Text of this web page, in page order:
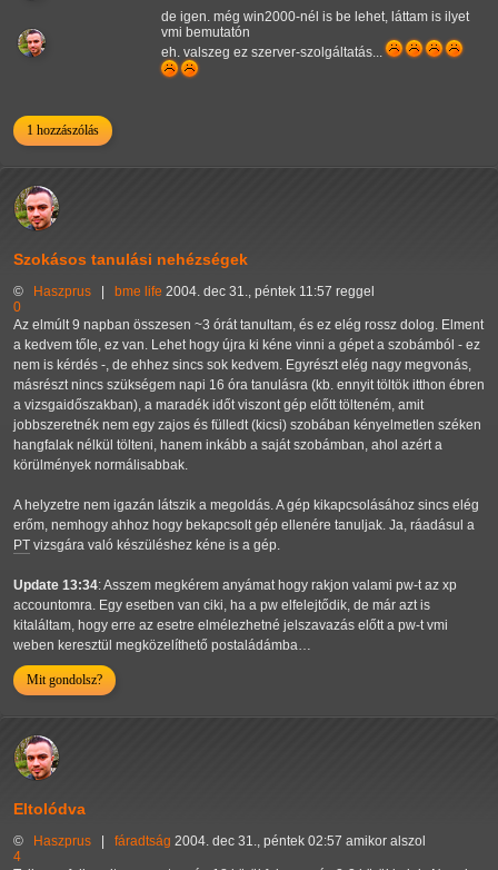
de igen. még win2000-nél is be lehet, láttam is ilyet
vmi bemutatón
eh. valszeg ez szerver-szolgáltatás...
1 hozzászólás
Szokásos tanulási nehézségek
© Haszprus bme life 2004. dec 31., péntek 11:57 reggel
0
Az elmúlt 9 napban összesen ~3 órát tanultam, és ez elég rossz dolog. Elment
a kedvem tőle, ez van. Lehet hogy újra ki kéne vinni a gépet a szobámból - ez
nem is kérdés -, de ehhez sincs sok kedvem. Egyrészt elég nagy megvonás,
másrészt nincs szükségem napi 16 óra tanulásra (kb. ennyit töltök itthon ébren
a vizsgaidőszakban), a maradék időt viszont gép előtt tölteném, amit
jobbszeretnék nem egy zajos és fülledt (kicsi) szobában kényelmetlen széken
hangfalak nélkül tölteni, hanem inkább a saját szobámban, ahol azért a
körülmények normálisabbak.
A helyzetre nem igazán látszik a megoldás. A gép kikapcsolásához sincs elég
erőm, nemhogy ahhoz hogy bekapcsolt gép ellenére tanuljak. Ja, ráadásul a
PT vizsgára való készüléshez kéne is a gép.
Update 13:34: Asszem megkérem anyámat hogy rakjon valami pw-t az xp
accountomra. Egy esetben van ciki, ha a pw elfelejtődik, de már azt is
kitaláltam, hogy erre az esetre elmélezhetné jelszavazás előtt a pw-t vmi
weben keresztül megközelíthető postaládámba…
Mit gondolsz?
Eltolódva
© Haszprus fáradtság 2004. dec 31., péntek 02:57 amikor alszol
4